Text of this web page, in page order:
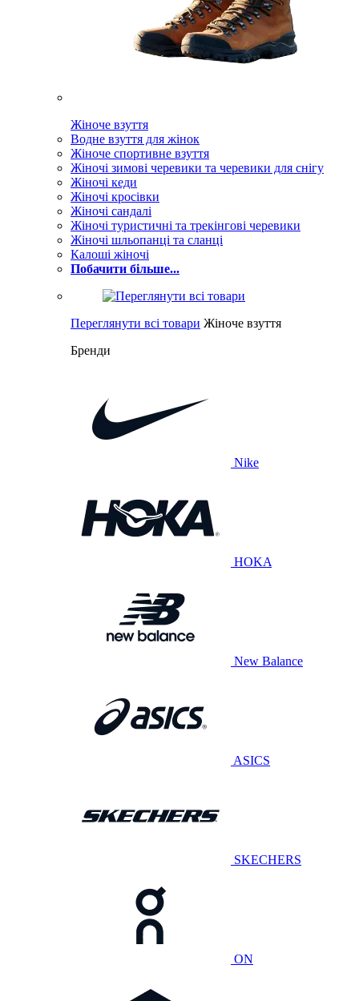
Жіноче взуття
Водне взуття для жінок
Жіноче спортивне взуття
Жіночі зимові черевики та черевики для снігу
Жіночі кеди
Жіночі кросівки
Жіночі сандалі
Жіночі туристичні та трекінгові черевики
Жіночі шльопанці та сланці
Калоші жіночі
Побачити більше...
Переглянути всі товари Жіноче взуття
Бренди
Nike
HOKA
New Balance
ASICS
SKECHERS
ON